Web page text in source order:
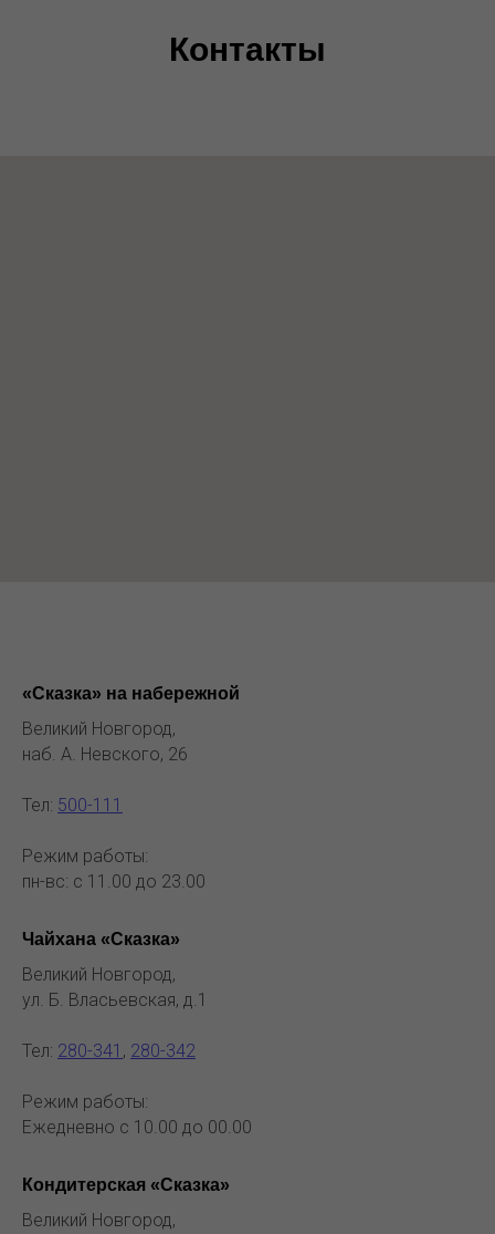
Контакты
«Сказка» на набережной
Великий Новгород,
наб. А. Невского, 26
Тел: 500-111
Режим работы:
пн-вс: с 11.00 до 23.00
Чайхана «Сказка»
Великий Новгород,
ул. Б. Власьевская, д.1
Тел: 280-341 , 280-342
Режим работы:
Ежедневно с 10.00 до 00.00
Кондитерская «Сказка»
Великий Новгород,